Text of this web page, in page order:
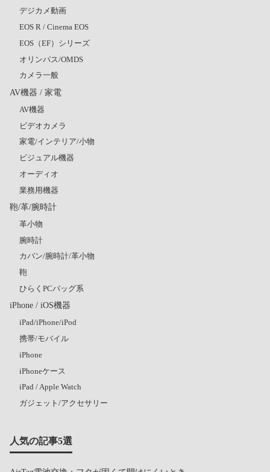
デジカメ動画
EOS R / Cinema EOS
EOS（EF）シリーズ
オリンパス/OMDS
カメラ一般
AV機器 / 家電
AV機器
ビデオカメラ
家電/インテリア/小物
ビジュアル機器
オーディオ
業務用機器
鞄/革/腕時計
革小物
腕時計
カバン/腕時計/革小物
鞄
ひらくPCバッグ系
iPhone / iOS機器
iPad/iPhone/iPod
携帯/モバイル
iPhone
iPhoneケース
iPad / Apple Watch
ガジェット/アクセサリー
人気の記事5選